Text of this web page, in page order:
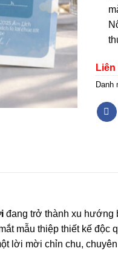
Liên
Danh
đang trở thành xu hướng
mẫu thiệp thiết kế
lời mời chỉn chu,